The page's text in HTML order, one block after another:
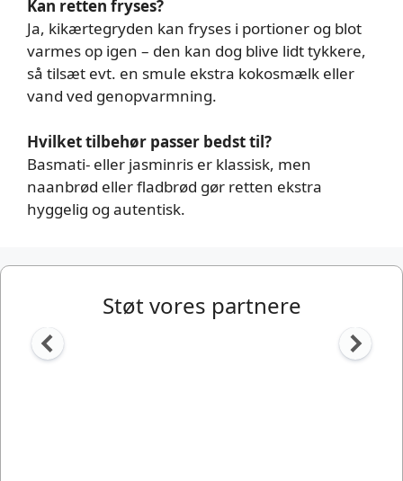
Kan retten fryses?
Ja, kikærtegryden kan fryses i portioner og blot
varmes op igen – den kan dog blive lidt tykkere,
så tilsæt evt. en smule ekstra kokosmælk eller
vand ved genopvarmning.
Hvilket tilbehør passer bedst til?
Basmati- eller jasminris er klassisk, men
naanbrød eller fladbrød gør retten ekstra
hyggelig og autentisk.
Støt vores partnere